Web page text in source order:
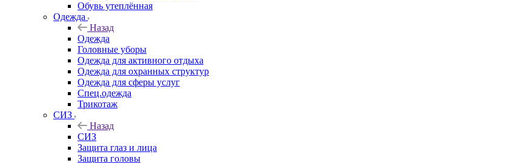
Обувь утеплённая
Одежда
Назад
Одежда
Головные уборы
Одежда для активного отдыха
Одежда для охранных структур
Одежда для сферы услуг
Спец.одежда
Трикотаж
СИЗ
Назад
СИЗ
Защита глаз и лица
Защита головы